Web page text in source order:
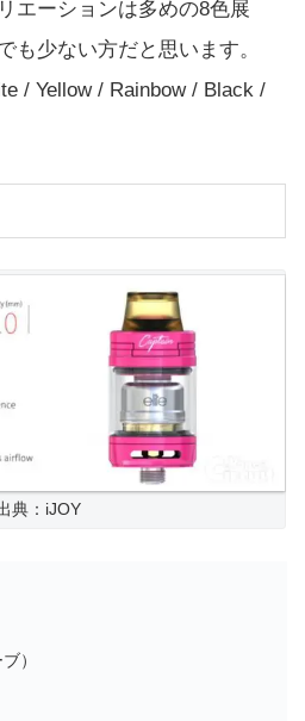
エーションは多めの8色展
も少ない方だと思います。
/ Yellow / Rainbow / Black /
典：iJOY
）